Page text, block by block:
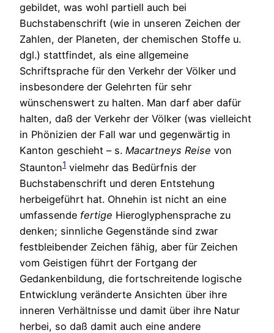
gebildet, was wohl partiell auch bei
Buchstabenschrift (wie in unseren Zeichen der
Zahlen, der Planeten, der chemischen Stoffe u.
dgl.) stattfindet, als eine allgemeine
Schriftsprache für den Verkehr der Völker und
insbesondere der Gelehrten für sehr
wünschenswert zu halten. Man darf aber dafür
halten, daß der Verkehr der Völker (was vielleicht
in Phönizien der Fall war und gegenwärtig in
Kanton geschieht – s. Macartneys Reise von
Staunton1 vielmehr das Bedürfnis der
Buchstabenschrift und deren Entstehung
herbeigeführt hat. Ohnehin ist nicht an eine
umfassende fertige Hieroglyphensprache zu
denken; sinnliche Gegenstände sind zwar
festbleibender Zeichen fähig, aber für Zeichen
vom Geistigen führt der Fortgang der
Gedankenbildung, die fortschreitende logische
Entwicklung veränderte Ansichten über ihre
inneren Verhältnisse und damit über ihre Natur
herbei, so daß damit auch eine andere